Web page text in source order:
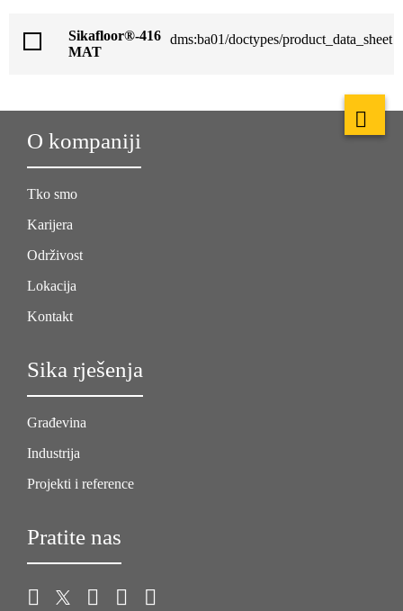
Sikafloor®-416
MAT
dms:ba01/doctypes/product_data_sheet
O kompaniji
Tko smo
Karijera
Održivost
Lokacija
Kontakt
Sika rješenja
Građevina
Industrija
Projekti i reference
Pratite nas